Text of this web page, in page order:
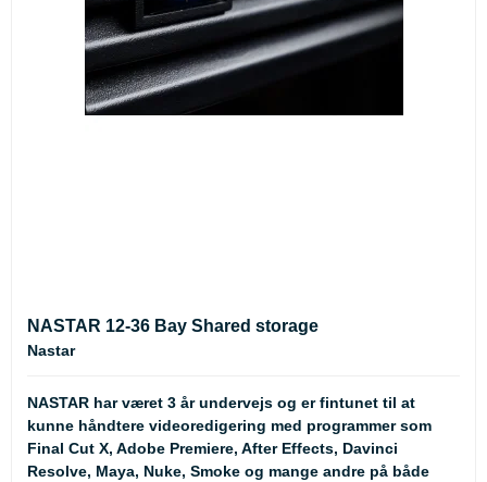
NASTAR 12-36 Bay Shared storage
Nastar
NASTAR har været 3 år undervejs og er fintunet til at
kunne håndtere videoredigering med programmer som
Final Cut X, Adobe Premiere, After Effects, Davinci
Resolve, Maya, Nuke, Smoke og mange andre på både